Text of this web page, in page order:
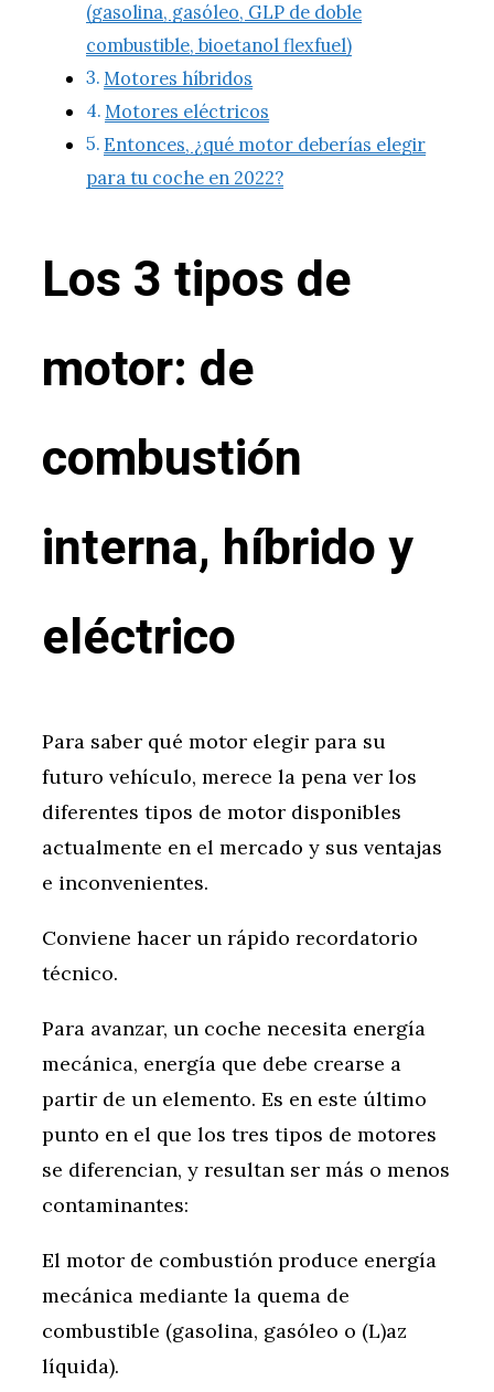
(gasolina, gasóleo, GLP de doble
combustible, bioetanol flexfuel)
Motores híbridos
Motores eléctricos
Entonces, ¿qué motor deberías elegir
para tu coche en 2022?
Los 3 tipos de
motor: de
combustión
interna, híbrido y
eléctrico
Para saber qué motor elegir para su
futuro vehículo, merece la pena ver los
diferentes tipos de motor disponibles
actualmente en el mercado y sus ventajas
e inconvenientes.
Conviene hacer un rápido recordatorio
técnico.
Para avanzar, un coche necesita energía
mecánica, energía que debe crearse a
partir de un elemento. Es en este último
punto en el que los tres tipos de motores
se diferencian, y resultan ser más o menos
contaminantes:
El motor de combustión produce energía
mecánica mediante la quema de
combustible (gasolina, gasóleo o (L)az
líquida).